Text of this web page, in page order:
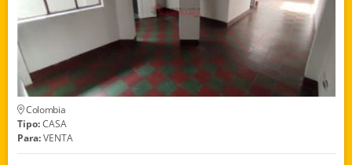
Colombia
Tipo:CASA
Para:VENTA